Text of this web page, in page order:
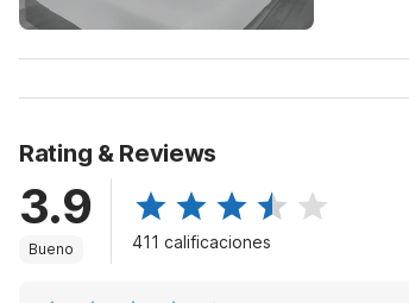
Rating & Reviews
3.9
Bueno 411 calificaciones